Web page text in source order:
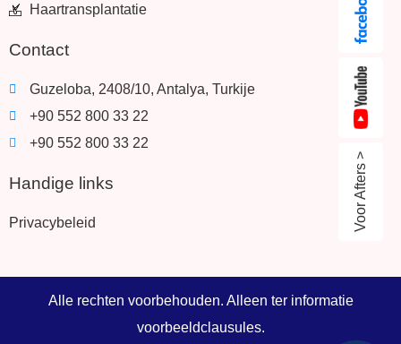
Haartransplantatie
Contact
Guzeloba, 2408/10, Antalya, Turkije
+90 552 800 33 22
+90 552 800 33 22
Handige links
Privacybeleid
Alle rechten voorbehouden. Alleen ter informatie
voorbeeldclausules.
Voor Afters >